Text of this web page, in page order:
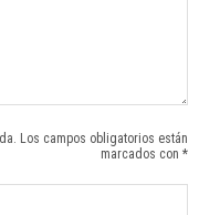
Los campos obligatorios están
marcados con *